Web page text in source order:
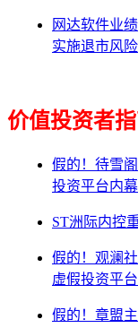
网达软件业
实施退市风
价值投资者
假的！待雪
投资平台内
ST洲际内控
假的！观澜
虚假投资平
假的！章盟